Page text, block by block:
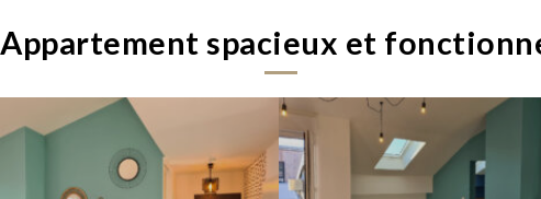
Appartement spacieux et